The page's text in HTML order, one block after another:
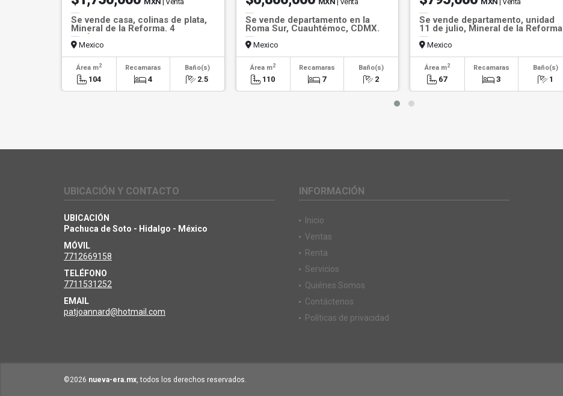
Se vende casa, colinas de plata,
Mineral de la Reforma. 4
recámaras.
Mexico
Área m2
104
Recamaras
4
Baño(s)
2.5
Se vende departamento en la
Roma Sur, Cuauhtémoc, CDMX.
Mexico
Área m2
110
Recamaras
7
Baño(s)
2
Se vende departamento, unidad
11 de julio, Mineral de la Reforma
Mexico
Área m2
67
Recamaras
3
Baño(s)
1
UBICACIÓN Y CONTACTO
UBICACIÓN
Pachuca de Soto - Hidalgo - México
MÓVIL
7712669158
TELÉFONO
7711531252
EMAIL
patjoannard@hotmail.com
INFORMACIÓN
Inicio
Ventas
Renta
Servicios
Quiénes Somos
Contáctenos
Políticas de privacidad
©2026 nueva-era.mx, todos los derechos reservados.